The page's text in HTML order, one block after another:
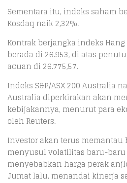
Sementara itu, indeks saham
Kosdaq naik 2,32%.
Kontrak berjangka indeks Hang
berada di 26.953, di atas
acuan di 26.775,57.
Indeks S&P/ASX 200 Australia
Australia diperkirakan akan
kebijakannya, menurut para
oleh Reuters.
Investor akan terus memantau
menyusul volatilitas baru-
menyebabkan harga perak
Jumat lalu, menandai kinerja